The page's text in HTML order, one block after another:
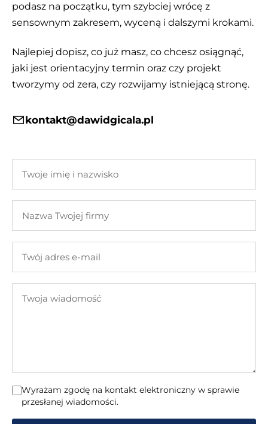
podasz na początku, tym szybciej wrócę z
sensownym zakresem, wyceną i dalszymi krokami.
Najlepiej dopisz, co już masz, co chcesz osiągnąć,
jaki jest orientacyjny termin oraz czy projekt
tworzymy od zera, czy rozwijamy istniejącą stronę.
kontakt@dawidgicala.pl
nazwisko
mail
wiadomość
Wyrażam zgodę na kontakt elektroniczny w sprawie
przesłanej wiadomości.